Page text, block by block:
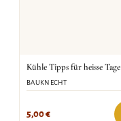
Kühle Tipps für heisse Tage
BAUKNECHT
5,00€